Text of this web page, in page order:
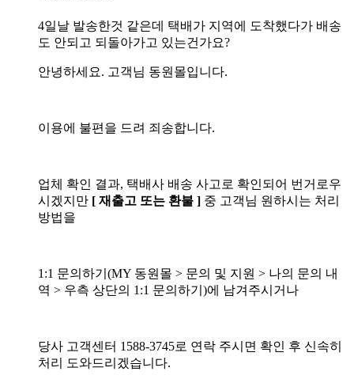
4일날 발송한것 같은데 택배가 지역에 도착했다가 배송
도 안되고 되돌아가고 있는건가요?
안녕하세요. 고객님 동원몰입니다.
이용에 불편을 드려 죄송합니다.
업체 확인 결과, 택배사 배송 사고로 확인되어 번거로우
시겠지만 [ 재출고 또는 환불 ] 중 고객님 원하시는 처리
방법을
1:1 문의하기(MY 동원몰 > 문의 및 지원 > 나의 문의 내
역 > 우측 상단의 1:1 문의하기)에 남겨주시거나
당사 고객센터 1588-3745로 연락 주시면 확인 후 신속히
처리 도와드리겠습니다.